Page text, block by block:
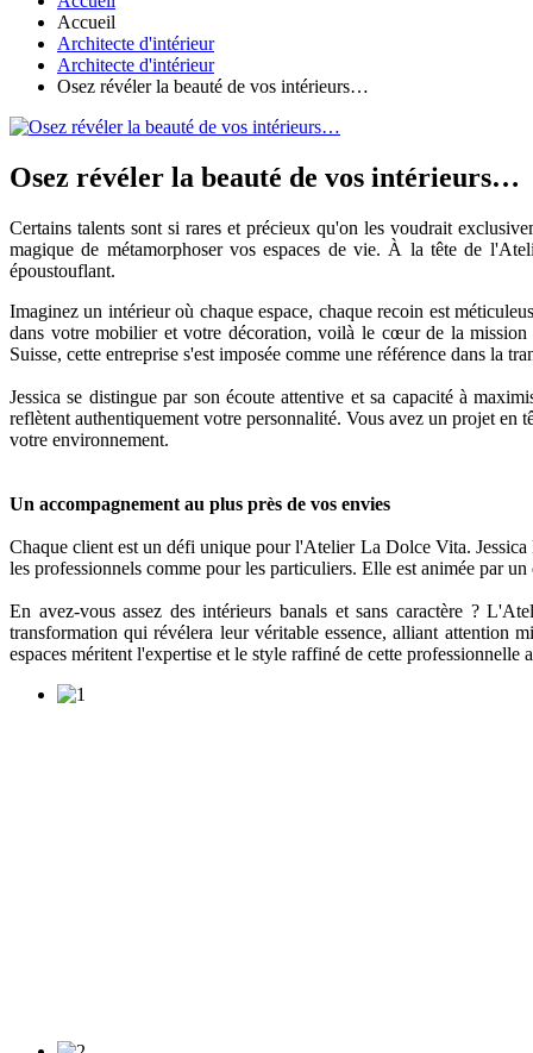
Accueil
Architecte d'intérieur
Architecte d'intérieur
Osez révéler la beauté de vos intérieurs…
Osez révéler la beauté de vos intérieurs…
Certains talents sont si rares et précieux qu'on les voudrait
magique de métamorphoser vos espaces de vie. À la tête de
époustouflant.
Imaginez un intérieur où chaque espace, chaque recoin est
dans votre mobilier et votre décoration, voilà le cœur de la
Suisse, cette entreprise s'est imposée comme une référence dans la
Jessica se distingue par son écoute attentive et sa capacité à
reflètent authentiquement votre personnalité. Vous avez un projet en
votre environnement.
Un accompagnement au plus près de vos envies
Chaque client est un défi unique pour l'Atelier La Dolce Vita. Jessica
les professionnels comme pour les particuliers. Elle est animée par
En avez-vous assez des intérieurs banals et sans caractère ?
transformation qui révélera leur véritable essence, alliant attention
espaces méritent l'expertise et le style raffiné de cette professionnelle